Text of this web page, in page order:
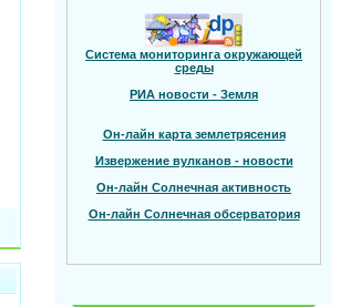
Система мониторинга окружающей
среды
РИА новости - Земля
Он-лайн карта землетрясения
Извержение вулканов - новости
Он-лайн Солнечная активность
Он-лайн Солнечная обсерватория